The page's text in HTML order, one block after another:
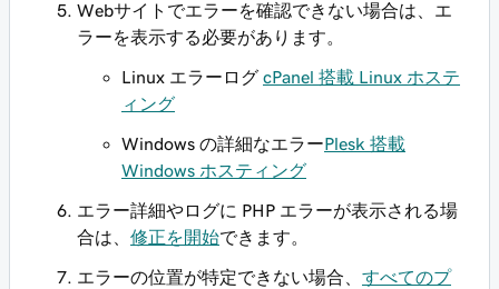
Webサイトでエラーを確認できない場合は、エ
ラーを表示する必要があります。
Linux エラーログ cPanel 搭載 Linux ホステ
ィング
Windows の詳細なエラーPlesk 搭載
Windows ホスティング
エラー詳細やログに PHP エラーが表示される場
合は、 修正を開始できます。
エラーの位置が特定できない場合、 すべてのプ